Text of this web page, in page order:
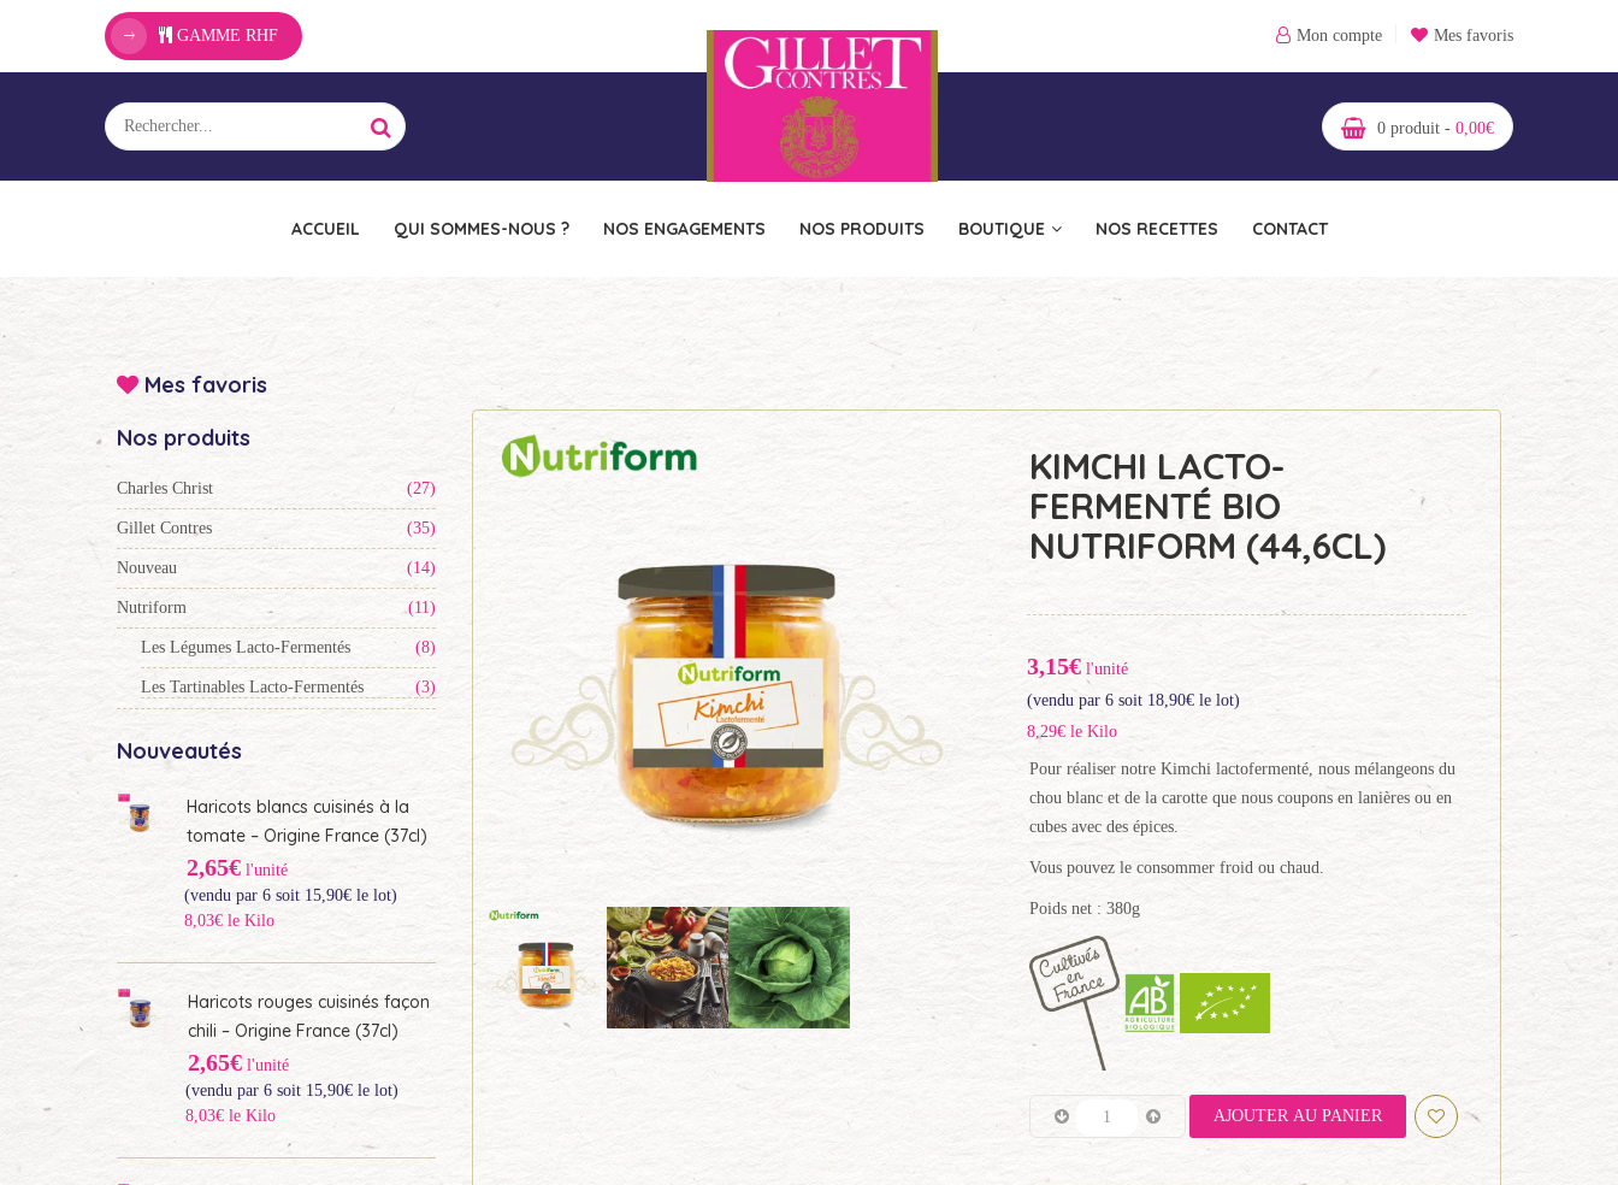
GAMME RHF Mon compte Mes favoris
0 produit - 0,00€
ACCUEIL QUI SOMMES-NOUS ? NOS ENGAGEMENTS NOS PRODUITS BOUTIQUE NOS RECETTES CONTACT
Mes favoris
Nos produits
Charles Christ (27)
Gillet Contres (35)
Nouveau (14)
Nutriform (11)
Les Légumes Lacto-Fermentés (8)
Les Tartinables Lacto-Fermentés (3)
Nouveautés
Haricots blancs cuisinés à la
tomate – Origine France (37cl)
2,65€ l'unité
(vendu par 6 soit 15,90€ le lot)
8,03€ le Kilo
Haricots rouges cuisinés façon
chili – Origine France (37cl)
2,65€ l'unité
(vendu par 6 soit 15,90€ le lot)
8,03€ le Kilo
KIMCHI LACTO-
FERMENTÉ BIO
NUTRIFORM (44,6CL)
3,15€l'unité
(vendu par 6 soit 18,90€le lot)
8,29€ le Kilo
Pour réaliser notre Kimchi lactofermenté, nous mélangeons du
chou blanc et de la carotte que nous coupons en lanières ou en
cubes avec des épices.
Vous pouvez le consommer froid ou chaud.
Poids net : 380g
AJOUTER AU PANIER